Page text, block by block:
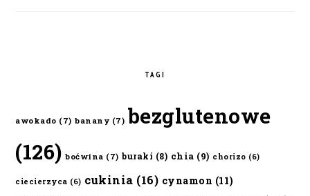
TAGI
awokado (7) banany (7) bezglutenowe
(126) boćwina (7) buraki (8) chia (9) chorizo (6)
ciecierzyca (6) cukinia (16) cynamon (11)